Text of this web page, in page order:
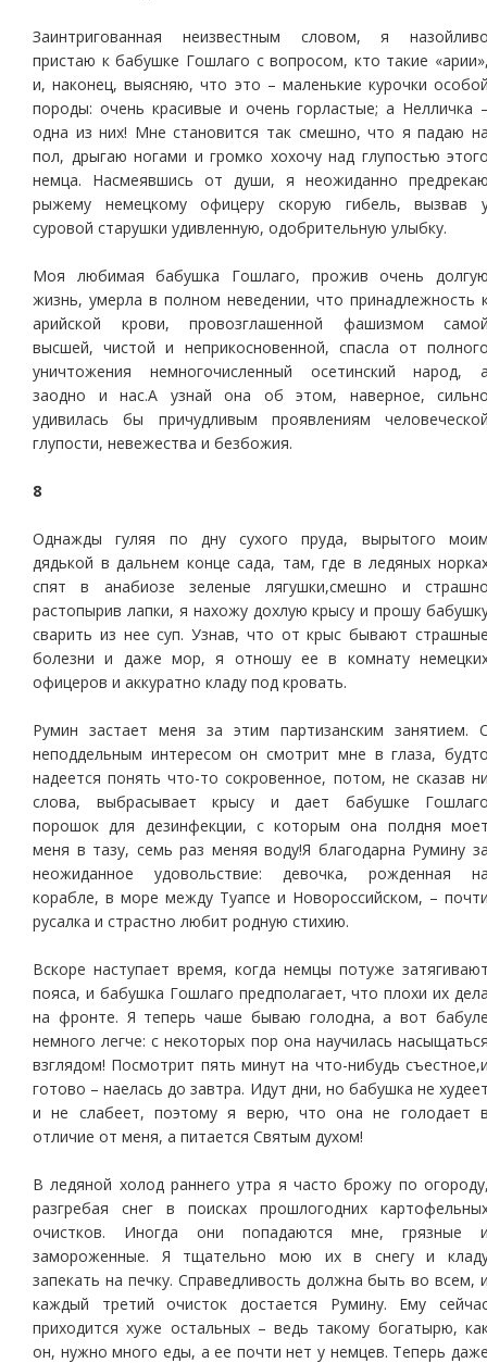
Заинтригованная неизвестным словом, я
пристаю к бабушке Гошлаго с вопросом, кто такие
и, наконец, выясняю, что это – маленькие курочки
породы: очень красивые и очень горластые; а Нелличка
одна из них! Мне становится так смешно, что я падаю
пол, дрыгаю ногами и громко хохочу над глупостью
немца. Насмеявшись от души, я неожиданно
рыжему немецкому офицеру скорую гибель, вызвав
суровой старушки удивленную, одобрительную улыбку.
Моя любимая бабушка Гошлаго, прожив очень
жизнь, умерла в полном неведении, что принадлежность
арийской крови, провозглашенной фашизмом
высшей, чистой и неприкосновенной, спасла от
уничтожения немногочисленный осетинский народ,
заодно и нас.А узнай она об этом, наверное,
удивилась бы причудливым проявлениям
глупости, невежества и безбожия.
8
Однажды гуляя по дну сухого пруда, вырытого
дядькой в дальнем конце сада, там, где в ледяных
спят в анабиозе зеленые лягушки,смешно и
растопырив лапки, я нахожу дохлую крысу и прошу
сварить из нее суп. Узнав, что от крыс бывают
болезни и даже мор, я отношу ее в комнату
офицеров и аккуратно кладу под кровать.
Румин застает меня за этим партизанским занятием.
неподдельным интересом он смотрит мне в глаза,
надеется понять что-то сокровенное, потом, не сказав
слова, выбрасывает крысу и дает бабушке
порошок для дезинфекции, с которым она полдня
меня в тазу, семь раз меняя воду!Я благодарна Румину
неожиданное удовольствие: девочка, рожденная
корабле, в море между Туапсе и Новороссийском, –
русалка и страстно любит родную стихию.
Вскоре наступает время, когда немцы потуже
пояса, и бабушка Гошлаго предполагает, что плохи их
на фронте. Я теперь чаше бываю голодна, а вот
немного легче: с некоторых пор она научилась
взглядом! Посмотрит пять минут на что-нибудь
готово – наелась до завтра. Идут дни, но бабушка не
и не слабеет, поэтому я верю, что она не голодает
отличие от меня, а питается Святым духом!
В ледяной холод раннего утра я часто брожу по
разгребая снег в поисках прошлогодних
очистков. Иногда они попадаются мне, грязные
замороженные. Я тщательно мою их в снегу и
запекать на печку. Справедливость должна быть во всем,
каждый третий очисток достается Румину. Ему
приходится хуже остальных – ведь такому богатырю,
он, нужно много еды, а ее почти нет у немцев. Теперь